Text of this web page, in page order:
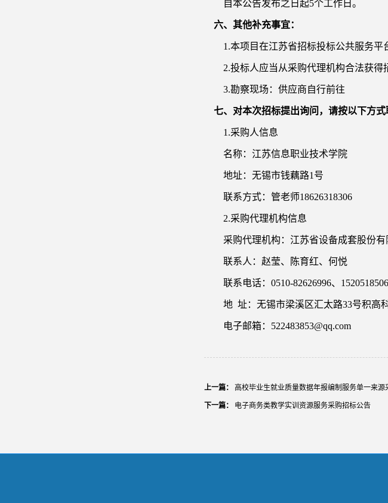
自本公告发布之日起5个工作日。
六、其他补充事宜：
1.本项目在江苏省招标投标公共服务平
2.投标人应当从采购代理机构合法获得
3.勘察现场：供应商自行前往
七、对本次招标提出询问，请按以下方式
1.采购人信息
名称：江苏信息职业技术学院
地址：无锡市钱藕路1号
联系方式：管老师18626318306
2.采购代理机构信息
采购代理机构：江苏省设备成套股份有
联系人：赵莹、陈育红、何悦
联系电话： 0510-82626996、
地 址：无锡市梁溪区汇太路33号积高
电子邮箱： 522483853@qq.com
上一篇： 高校毕业生就业质量数据年报编制服务单一来源
下一篇： 电子商务类教学实训资源服务采购招标公告